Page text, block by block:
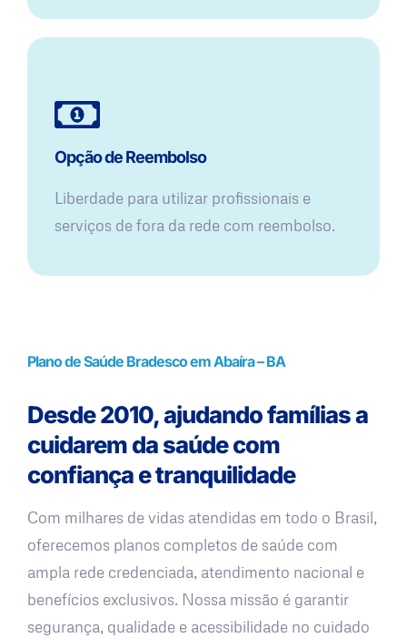
Opção de Reembolso
Liberdade para utilizar profissionais e
serviços de fora da rede com reembolso.
Plano de Saúde Bradesco em Abaíra – BA
Desde 2010, ajudando famílias a
cuidarem da saúde com
confiança e tranquilidade
Com milhares de vidas atendidas em todo o Brasil,
oferecemos planos completos de saúde com
ampla rede credenciada, atendimento nacional e
benefícios exclusivos. Nossa missão é garantir
segurança, qualidade e acessibilidade no cuidado